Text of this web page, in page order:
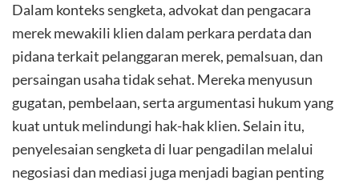
Dalam konteks sengketa, advokat dan pengacara
merek mewakili klien dalam perkara perdata dan
pidana terkait pelanggaran merek, pemalsuan, dan
persaingan usaha tidak sehat. Mereka menyusun
gugatan, pembelaan, serta argumentasi hukum yang
kuat untuk melindungi hak-hak klien. Selain itu,
penyelesaian sengketa di luar pengadilan melalui
negosiasi dan mediasi juga menjadi bagian penting